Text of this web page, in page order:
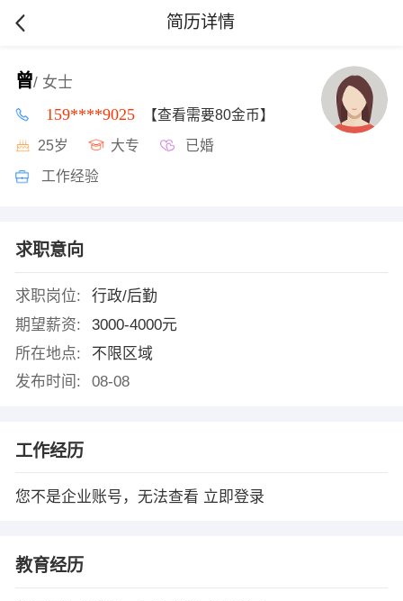
简历详情
曾/ 女士
159****9025 【查看需要80金币】
25岁 大专 已婚
工作经验
求职意向
求职岗位:
行政/后勤
期望薪资:
3000-4000元
所在地点:
不限区域
发布时间:
08-08
工作经历
您不是企业账号，无法查看 立即登录
教育经历